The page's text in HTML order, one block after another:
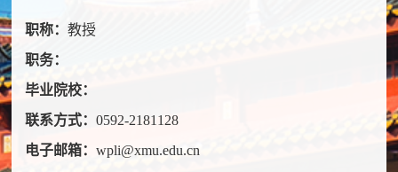
职称：教授
职务：
毕业院校：
联系方式：0592-2181128
电子邮箱：wpli@xmu.edu.cn